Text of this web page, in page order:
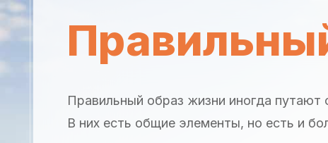
Правильный образ жизни иногда
В них есть общие элементы, но есть и